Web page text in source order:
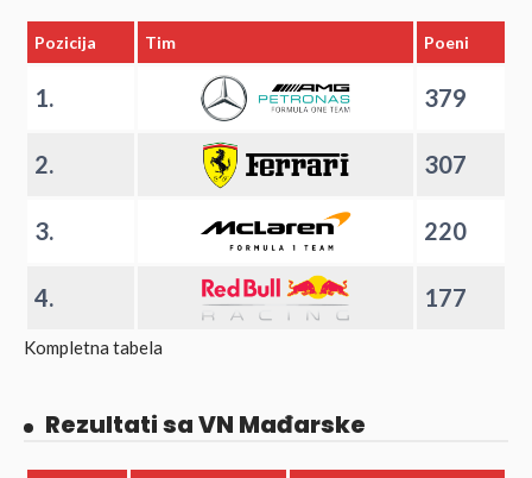
Pozicija Tim Poeni
1. 379
2. 307
3. 220
4. 177
Kompletna tabela
Rezultati sa VN Mađarske